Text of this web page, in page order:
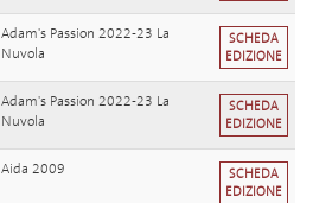
Adam's Passion 2022-23 La
Nuvola
SCHEDA
EDIZIONE
Adam's Passion 2022-23 La
Nuvola
SCHEDA
EDIZIONE
Aida 2009
SCHEDA
EDIZIONE